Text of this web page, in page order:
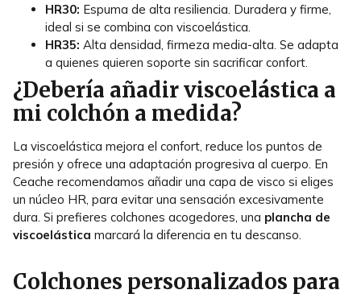
HR30: Espuma de alta resiliencia. Duradera y firme,
ideal si se combina con viscoelástica.
HR35: Alta densidad, firmeza media-alta. Se adapta
a quienes quieren soporte sin sacrificar confort.
¿Debería añadir viscoelástica a
mi colchón a medida?
La viscoelástica mejora el confort, reduce los puntos de
presión y ofrece una adaptación progresiva al cuerpo. En
Ceache recomendamos añadir una capa de visco si eliges
un núcleo HR, para evitar una sensación excesivamente
dura. Si prefieres colchones acogedores, una plancha de
viscoelástica marcará la diferencia en tu descanso.
Colchones personalizados para